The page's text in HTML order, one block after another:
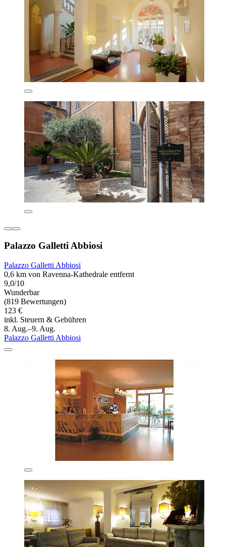
Palazzo Galletti Abbiosi
Palazzo Galletti Abbiosi
0,6 km von Ravenna-Kathedrale entfernt
9,0/10
Wunderbar
(819 Bewertungen)
123 €
inkl. Steuern & Gebühren
8. Aug.–9. Aug.
Palazzo Galletti Abbiosi